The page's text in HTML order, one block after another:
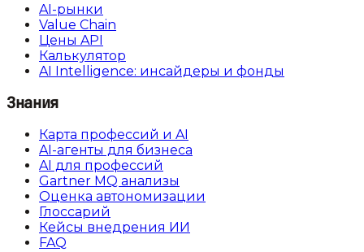
AI-рынки
Value Chain
Цены API
Калькулятор
AI Intelligence: инсайдеры и фонды
Знания
Карта профессий и AI
AI-агенты для бизнеса
AI для профессий
Gartner MQ анализы
Оценка автономизации
Глоссарий
Кейсы внедрения ИИ
FAQ